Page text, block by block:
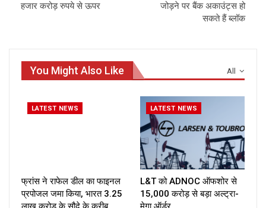
हजार करोड़ रुपये से ऊपर
जोड़ने पर बैंक अकाउंट्स हो
सकते हैं ब्लॉक
All
You Might Also Like
LATEST NEWS
फ्रांस ने राफेल डील का फाइनल
प्रपोजल जमा किया, भारत ₹3.25
LATEST NEWS
L&T को ADNOC ऑफशोर से
₹15,000 करोड़ से बड़ा अल्ट्रा-